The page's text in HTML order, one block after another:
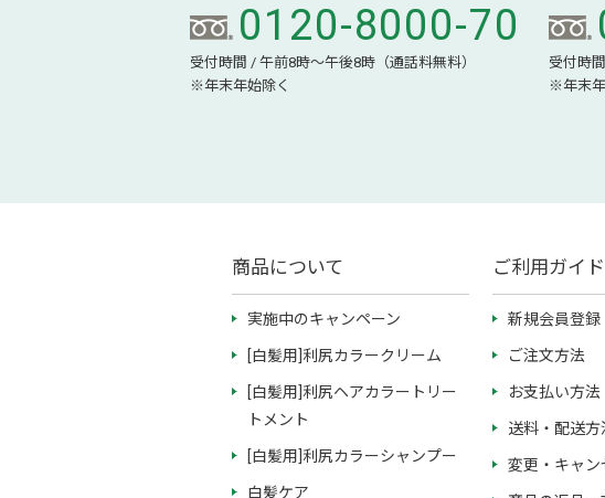
0120-8000-70
受付時間 / 午前8時～午後8時（通話料無料）
※年末年始除く
受付時
※年末
商品について
実施中のキャンペーン
[白髪用]利尻カラークリーム
[白髪用]利尻ヘアカラートリー
トメント
[白髪用]利尻カラーシャンプー
白髪ケア
ご利用ガイド
新規会員登録
ご注文方法
お支払い方法
送料・配送方
変更・キャン